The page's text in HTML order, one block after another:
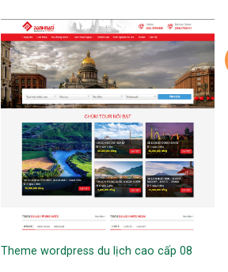
Theme wordpress du lịch cao cấp 08